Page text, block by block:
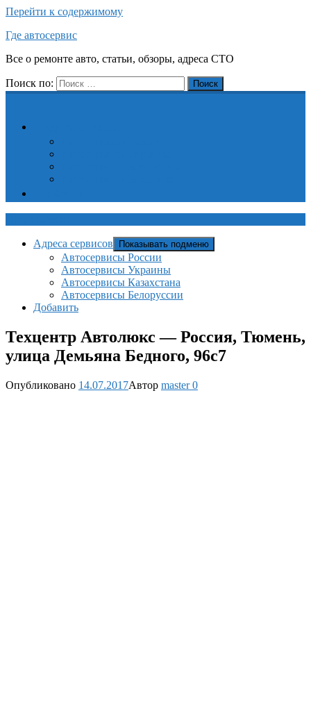
Перейти к содержимому
Где автосервис
Все о ремонте авто, статьи, обзоры, адреса СТО
Поиск по: Поиск
Адреса сервисов Показывать подменю
Автосервисы России
Автосервисы Украины
Автосервисы Казахстана
Автосервисы Белоруссии
Добавить
Техцентр Автолюкс — Россия, Тюмень,
улица Демьяна Бедного, 96с7
Опубликовано 14.07.2017Автор master0